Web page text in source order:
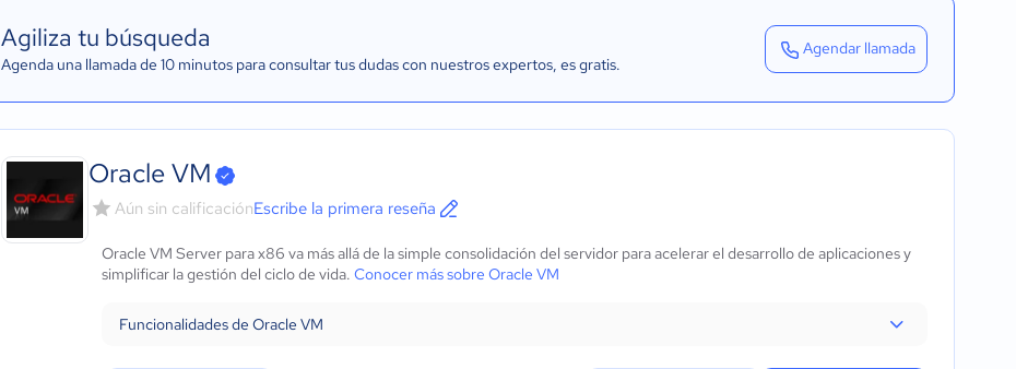
Agiliza tu búsqueda
Agenda una llamada de 10 minutos para consultar tus dudas con nuestros expertos, es gratis.
Agendar llamada
Oracle VM
Aún sin calificaciónEscribe la primera reseña
Oracle VM Server para x86 va más allá de la simple consolidación del servidor para acelerar el desarrollo de aplicaciones y
simplificar la gestión del ciclo de vida. Conocer más sobre Oracle VM
Funcionalidades de Oracle VM